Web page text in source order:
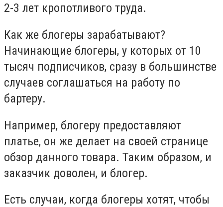
2-3 лет кропотливого труда.
Как же блогеры зарабатывают?
Начинающие блогеры, у которых от 10
тысяч подписчиков, сразу в большинстве
случаев соглашаться на работу по
бартеру.
Например, блогеру предоставляют
платье, он же делает на своей странице
обзор данного товара. Таким образом, и
заказчик доволен, и блогер.
Есть случаи, когда блогеры хотят, чтобы